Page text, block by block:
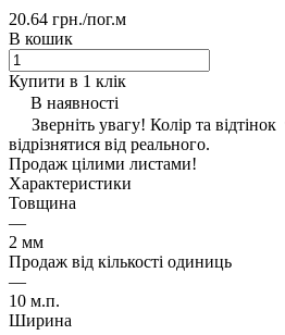
20.64 грн./пог.м
В кошик
Купити в 1 клік
В наявності
Зверніть увагу! Колір та
відрізнятися від реального.
Продаж цілими листами!
Характеристики
Товщина
—
2 мм
Продаж від кількості одиниць
—
10 м.п.
Ширина